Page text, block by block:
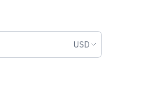
Devise du don
USD